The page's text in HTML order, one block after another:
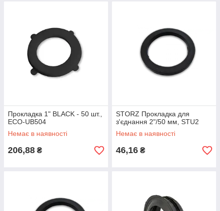
Прокладка 1" BLACK - 50 шт.,
ECO-UB504
Немає в наявності
206,88 ₴
STORZ Прокладка для
з'єднання 2"/50 мм, STU2
Немає в наявності
46,16 ₴